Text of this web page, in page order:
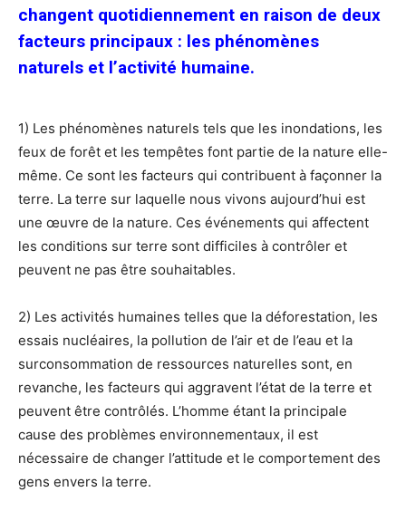
changent quotidiennement en raison de deux
facteurs principaux : les phénomènes
naturels et l’activité humaine.
1) Les phénomènes naturels tels que les inondations, les
feux de forêt et les tempêtes font partie de la nature elle-
même. Ce sont les facteurs qui contribuent à façonner la
terre. La terre sur laquelle nous vivons aujourd’hui est
une œuvre de la nature. Ces événements qui affectent
les conditions sur terre sont difficiles à contrôler et
peuvent ne pas être souhaitables.
2) Les activités humaines telles que la déforestation, les
essais nucléaires, la pollution de l’air et de l’eau et la
surconsommation de ressources naturelles sont, en
revanche, les facteurs qui aggravent l’état de la terre et
peuvent être contrôlés. L’homme étant la principale
cause des problèmes environnementaux, il est
nécessaire de changer l’attitude et le comportement des
gens envers la terre.